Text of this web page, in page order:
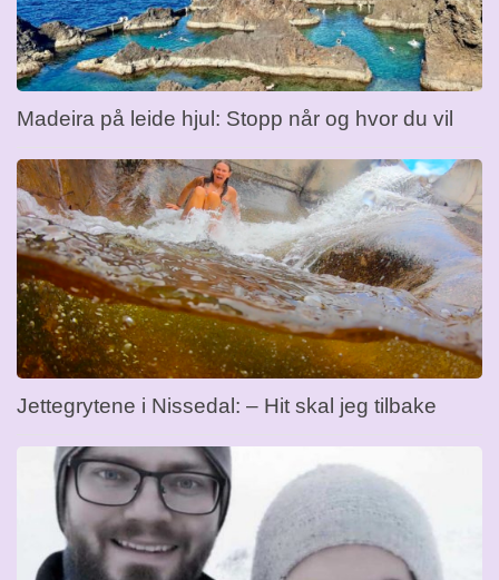
Madeira på leide hjul: Stopp når og hvor du vil
Jettegrytene i Nissedal: – Hit skal jeg tilbake